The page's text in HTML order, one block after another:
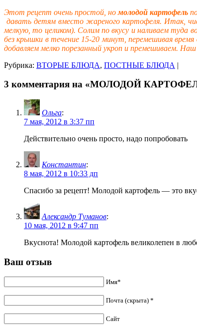
Этот рецепт очень простой, номолодой картофель
давать детям вместо жареного картофеля. Итак,
мелкую, то целиком). Солим по вкусу и наливаем туда
без крышки в течение 15-20 минут, перемешивая
добавляем мелко порезанный укроп и премешиваем.
Рубрика: ВТОРЫЕ БЛЮДА, ПОСТНЫЕ БЛЮДА |
3 комментария на «МОЛОДОЙ
Ольга:
7 мая, 2012 в 3:37 пп
Действительно очень просто, надо попробовать
Константин:
8 мая, 2012 в 10:33 дп
Спасибо за рецепт! Молодой картофель — это
Александр Туманов:
10 мая, 2012 в 9:47 пп
Вкуснота! Молодой картофель великолепен в
Ваш отзыв
Имя*
Почта (скрыта) *
Сайт